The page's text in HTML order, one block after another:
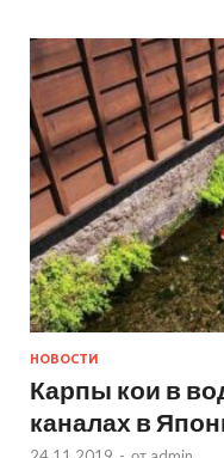
НОВОСТИ
Карпы кои в
каналах в